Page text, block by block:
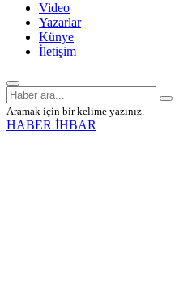
Video
Yazarlar
Künye
İletişim
Aramak için bir kelime yazınız.
HABER İHBAR